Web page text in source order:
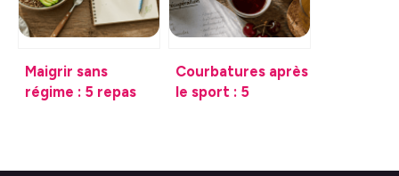
Maigrir sans
régime : 5 repas
Courbatures après
le sport : 5